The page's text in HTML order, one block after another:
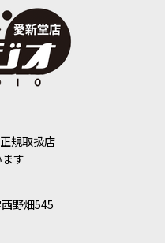
ン
規取扱店
す
野畑545